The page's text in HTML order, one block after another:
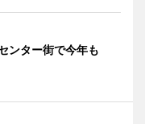
ンター街で今年も